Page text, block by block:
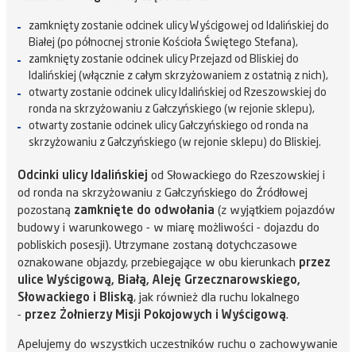
zamknięty zostanie odcinek ulicy Wyścigowej od Idalińskiej do
Białej (po północnej stronie Kościoła Świętego Stefana),
zamknięty zostanie odcinek ulicy Przejazd od Bliskiej do
Idalińskiej (włącznie z całym skrzyżowaniem z ostatnią z nich),
otwarty zostanie odcinek ulicy Idalińskiej od Rzeszowskiej do
ronda na skrzyżowaniu z Gałczyńskiego (w rejonie sklepu),
otwarty zostanie odcinek ulicy Gałczyńskiego od ronda na
skrzyżowaniu z Gałczyńskiego (w rejonie sklepu) do Bliskiej.
Odcinki ulicy Idalińskiej od Słowackiego do Rzeszowskiej i
od ronda na skrzyżowaniu z Gałczyńskiego do Źródłowej
pozostaną zamknięte do odwołania (z wyjątkiem pojazdów
budowy i warunkowego - w miarę możliwości - dojazdu do
pobliskich posesji). Utrzymane zostaną dotychczasowe
oznakowane objazdy, przebiegające w obu kierunkach przez
ulice Wyścigową, Białą, Aleję Grzecznarowskiego,
Słowackiego i Bliską, jak również dla ruchu lokalnego
- przez Żołnierzy Misji Pokojowych i Wyścigową.
Apelujemy do wszystkich uczestników ruchu o zachowywanie